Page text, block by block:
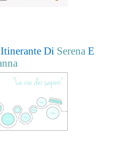
Di SerenaE